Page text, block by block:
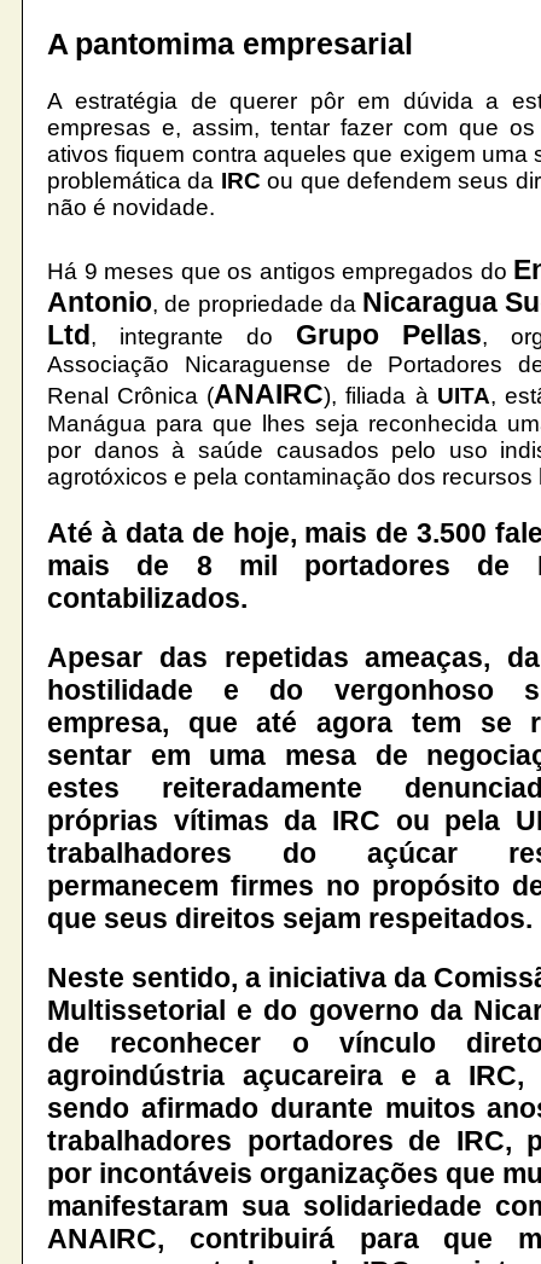
A pantomima empresarial
A estratégia de querer pôr em dúvida a
empresas e, assim, tentar fazer com que os
ativos fiquem contra aqueles que exigem uma
problemática da IRC ou que defendem seus
não é novidade.
Há 9 meses que os antigos empregados do
Antonio, de propriedade da Nicaragua
Ltd, integrante do Grupo Pellas,
Associação Nicaraguense de Portadores
Renal Crônica (ANAIRC), filiada à UITA,
Manágua para que lhes seja reconhecida
por danos à saúde causados pelo uso
agrotóxicos e pela contaminação dos recursos
Até à data de hoje, mais de 3.500
mais de 8 mil portadores de
contabilizados.
Apesar das repetidas ameaças,
hostilidade e do vergonhoso
empresa, que até agora tem se
sentar em uma mesa de
estes reiteradamente
próprias vítimas da IRC ou pela
trabalhadores do açúcar
permanecem firmes no propósito
que seus direitos sejam respeitados.
Neste sentido, a iniciativa da
Multissetorial e do governo da
de reconhecer o vínculo
agroindústria açucareira e a IRC,
sendo afirmado durante muitos
trabalhadores portadores de IRC,
por incontáveis organizações que
manifestaram sua solidariedade
ANAIRC, contribuirá para que